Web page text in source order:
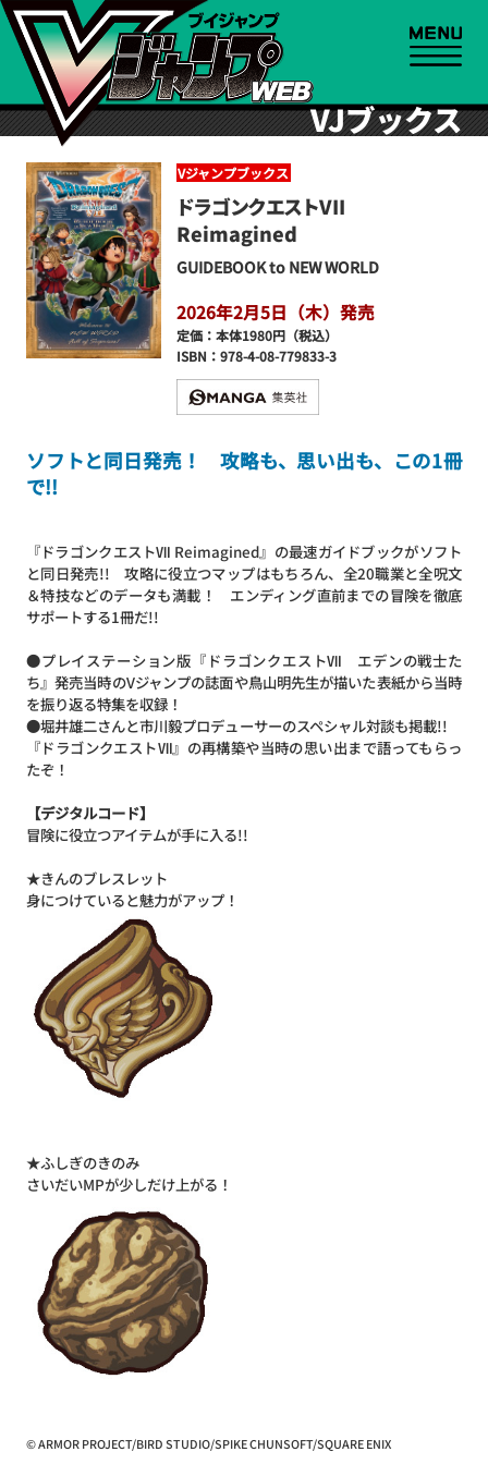
VJブックス
Vジャンプブックス
ドラゴンクエストVII
Reimagined
GUIDEBOOK to NEW WORLD
2026年2月5日（木）発売
定価：本体1980円（税込）
ISBN：978-4-08-779833-3
ソフトと同日発売！ 攻略も、思い出も、この1冊
で!!
『ドラゴンクエストⅦ Reimagined』の最速ガイドブックがソフト
と同日発売!! 攻略に役立つマップはもちろん、全20職業と全呪文
＆特技などのデータも満載！ エンディング直前までの冒険を徹底
サポートする1冊だ!!
●プレイステーション版『ドラゴンクエストⅦ エデンの戦士た
ち』発売当時のVジャンプの誌面や鳥山明先生が描いた表紙から当時
を振り返る特集を収録！
●堀井雄二さんと市川毅プロデューサーのスペシャル対談も掲載!!
『ドラゴンクエストⅦ』の再構築や当時の思い出まで語ってもらっ
たぞ！
【デジタルコード】
冒険に役立つアイテムが手に入る!!
★きんのブレスレット
身につけていると魅力がアップ！
★ふしぎのきのみ
さいだいMPが少しだけ上がる！
© ARMOR PROJECT/BIRD STUDIO/SPIKE CHUNSOFT/SQUARE ENIX